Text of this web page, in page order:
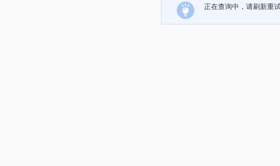
正在查询中，请刷新重